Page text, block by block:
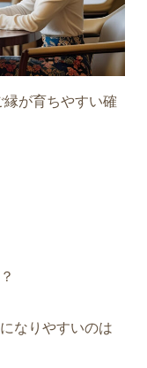
縁が育ちやすい確
なりやすいのは